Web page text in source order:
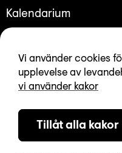
Vi använder cookies
upplevelse av
vi använder kakor
Tillåt alla kakor
Kalendarium
Kompetensutveckling
Press & media
Rapporter och böcker